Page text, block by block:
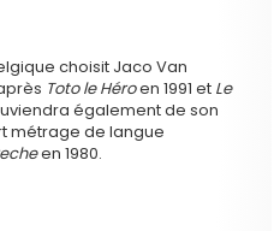
choisit Jaco Van
Toto le Héroen 1991 et Le
également de son
métrage de langue
en 1980.